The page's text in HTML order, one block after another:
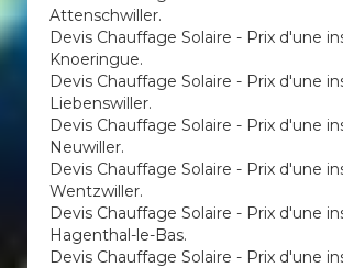
Attenschwiller.
Devis Chauffage Solaire - Prix d'une
Knoeringue.
Devis Chauffage Solaire - Prix d'une
Liebenswiller.
Devis Chauffage Solaire - Prix d'une
Neuwiller.
Devis Chauffage Solaire - Prix d'une
Wentzwiller.
Devis Chauffage Solaire - Prix d'une
Hagenthal-le-Bas.
Devis Chauffage Solaire - Prix d'une